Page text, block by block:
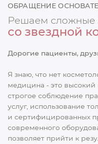
ОБРАЩЕНИЕ
Решаем сложные
со звездной
Дорогие пациенты,
Я знаю, что нет
медицина - это
строгое соблюдение
услуг, использование
и сертифицированных
современного
позволяет прийти к